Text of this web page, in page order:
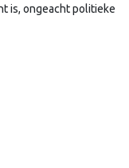
is, ongeacht politieke